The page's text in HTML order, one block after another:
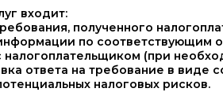
входит:
полученного
по соответствующим
налогоплательщиком (при
ответа на требование в виде
налоговых рисков.